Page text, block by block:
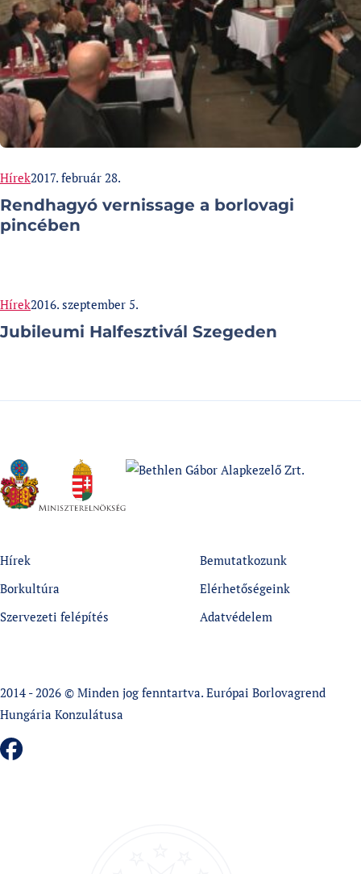
Categories:
HírekPublished at
2017. február 28.
Rendhagyó vernissage a borlovagi
pincében
Categories:
HírekPublished at
2016. szeptember 5.
Jubileumi Halfesztivál Szegeden
Hírek
Borkultúra
Szervezeti felépítés
Bemutatkozunk
Elérhetőségeink
Adatvédelem
2014 - 2026 © Minden jog fenntartva. Európai Borlovagrend
Hungária Konzulátusa